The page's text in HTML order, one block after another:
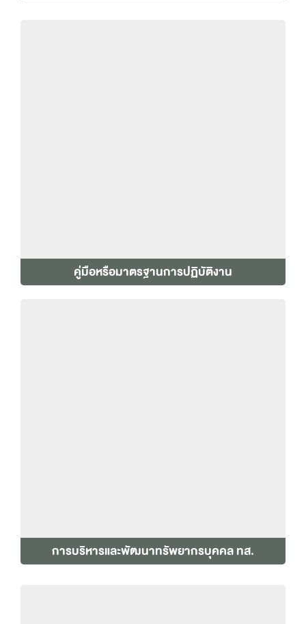
คู่มือหรือมาตรฐานการปฏิบัติงาน
การบริหารและพัฒนาทรัพยากรบุคคล ทส.